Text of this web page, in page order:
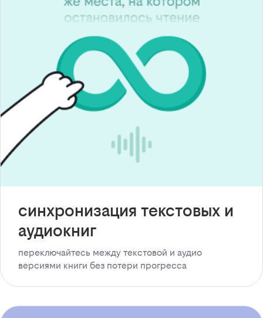
синхронизация текстовых и
аудиокниг
переключайтесь между текстовой и аудио
версиями книги без потери прогресса